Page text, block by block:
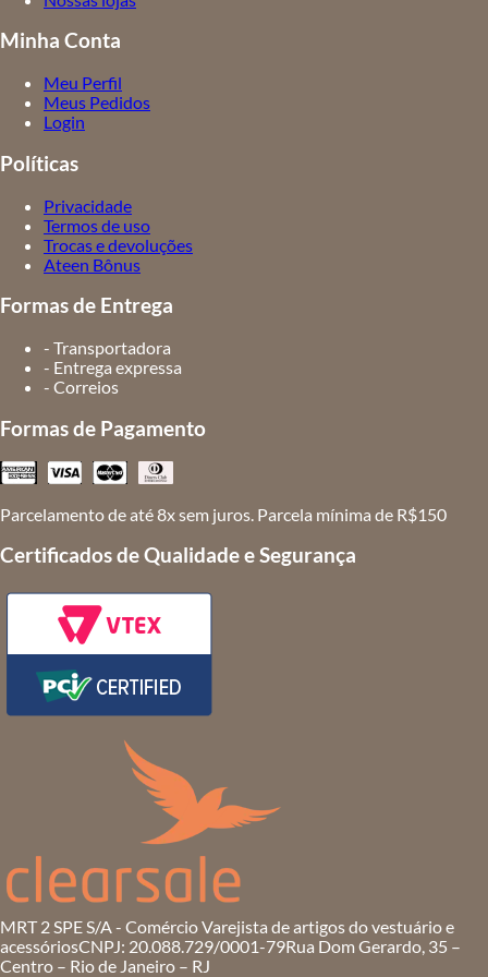
Minha Conta
Meu Perfil
Meus Pedidos
Login
Políticas
Privacidade
Termos de uso
Trocas e devoluções
Ateen Bônus
Formas de Entrega
- Transportadora
- Entrega expressa
- Correios
Formas de Pagamento
Parcelamento de até 8x sem juros. Parcela mínima de R$150
Certificados de Qualidade e Segurança
MRT 2 SPE S/A - Comércio Varejista de artigos do vestuário e
acessóriosCNPJ: 20.088.729/0001-79Rua Dom Gerardo, 35 –
Centro – Rio de Janeiro – RJ